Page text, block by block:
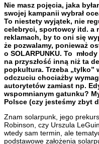
Nie masz pojęcia, jaka
swojej kampanii wybrał
To niestety wyjątek, nie
celebryci, sportowcy itd. a
reklamach, by to oni się
że pozwalamy, ponieważ
o SOLARPUNKU. To
na przyszłość inną niż ta
popkultura. Trzeba „tylko”
odczuciu chociażby
autorytetów zamiast np.
wspomnianym gatunku?
Polsce (czy jesteśmy zbyt
Znam solarpunk, jego
Robinson, czy Urszula
wtedy sam termin, ale
podstawowe założenia